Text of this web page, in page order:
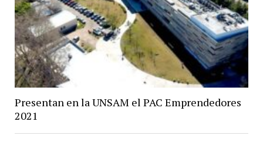
Presentan en la UNSAM el PAC Emprendedores
2021